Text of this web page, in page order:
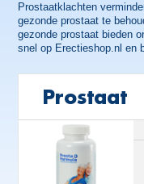
Prostaatklachten
gezonde prostaat te
gezonde prostaat bieden
snel op Erectieshop.nl en
Prostaat